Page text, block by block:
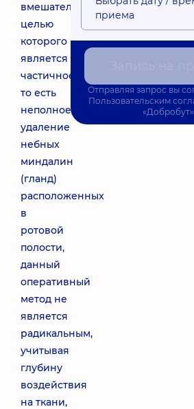
вмешательство,
целью
которого
является
частичное,
то есть
неполное,
удаление
небных
миндалин
(гланд)
расположенных
в
ротовой
полости,
данный
оперативный
метод не
является
радикальным,
учитывая
глубину
воздействия
на ткани,
приема
Отправляя запрос вы
Пользовательским
«Добробут»